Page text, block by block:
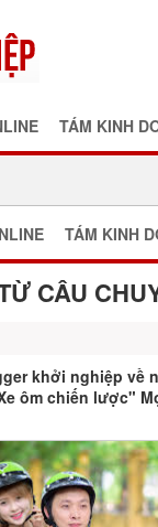
TÁM KINH
TÁM KINH
CÂU
khởi nghiệp
ôm chiến lược"